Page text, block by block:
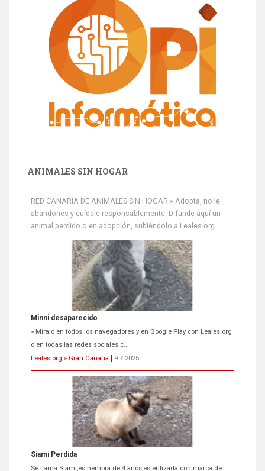
ANIMALES SIN HOGAR
RED CANARIA DE ANIMALES SIN HOGAR » Adopta, no le
abandones y cuídale responsablemente. Difunde aquí un
animal perdido o en adopción, subiéndolo a Leales.org
Siami Perdida
Se llama Siami,es hembra de 4 años,esterilizada con marca de
oreja,cariñosa,mimosa pero miedosa,e...
Leales.org » Gran Canaria
9.7.2025
ADOPCIÓN URGENTE GATA TEROR GRAN CANARIA
El ayuntamiento se va a llevar a Los Gatos callejeros de la zona los